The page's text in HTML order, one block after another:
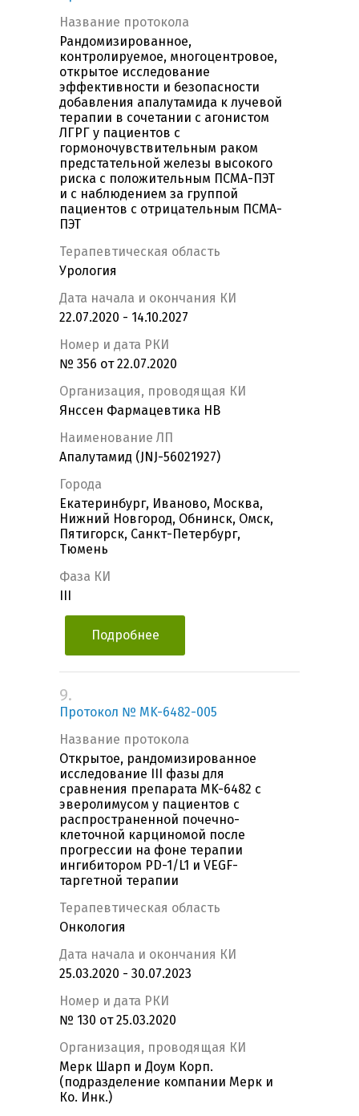
Название протокола
Рандомизированное,
контролируемое, многоцентровое,
открытое исследование
эффективности и безопасности
добавления апалутамида к лучевой
терапии в сочетании с агонистом
ЛГРГ у пациентов с
гормоночувствительным раком
предстательной железы высокого
риска с положительным ПСМА-ПЭТ
и с наблюдением за группой
пациентов с отрицательным ПСМА-
ПЭТ
Терапевтическая область
Урология
Дата начала и окончания КИ
22.07.2020 - 14.10.2027
Номер и дата РКИ
№ 356 от 22.07.2020
Организация, проводящая КИ
Янссен Фармацевтика НВ
Наименование ЛП
Апалутамид (JNJ-56021927)
Города
Екатеринбург, Иваново, Москва,
Нижний Новгород, Обнинск, Омск,
Пятигорск, Санкт-Петербург,
Тюмень
Фаза КИ
Подробнее
9.
Протокол № MK-6482-005
Название протокола
Открытое, рандомизированное
исследование III фазы для
сравнения препарата MK-6482 с
эверолимусом у пациентов с
распространенной почечно-
клеточной карциномой после
прогрессии на фоне терапии
ингибитором PD-1/L1 и VEGF-
таргетной терапии
Терапевтическая область
Онкология
Дата начала и окончания КИ
25.03.2020 - 30.07.2023
Номер и дата РКИ
№ 130 от 25.03.2020
Организация, проводящая КИ
Мерк Шарп и Доум Корп.
(подразделение компании Мерк и
Ко. Инк.)